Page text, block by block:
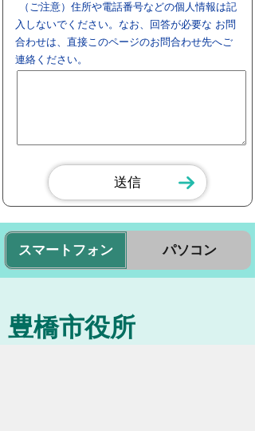
（ご注意）住所や電話番号などの個人情報は記
入しないでください。なお、回答が必要な お問
合わせは、直接このページのお問合わせ先へご
連絡ください。
スマートフォン パソコン
豊橋市役所